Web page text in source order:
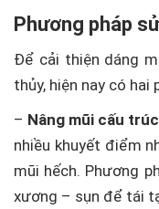
Phương pháp
Để cải thiện dáng
thủy, hiện nay có hai
– Nâng mũi cấu trúc
nhiều khuyết điểm
mũi hếch. Phương
xương – sụn để tái